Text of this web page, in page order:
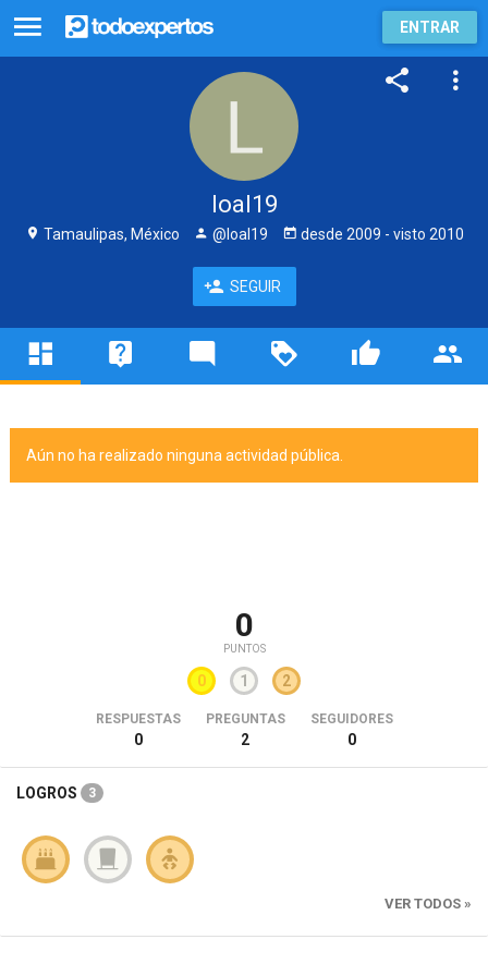
ENTRAR
loal19
Tamaulipas, México @loal19 desde 2009 - visto 2010
SEGUIR
Aún no ha realizado ninguna actividad pública.
0
PUNTOS
0 1 2
RESPUESTAS
0
PREGUNTAS
2
SEGUIDORES
0
LOGROS 3
VER TODOS »